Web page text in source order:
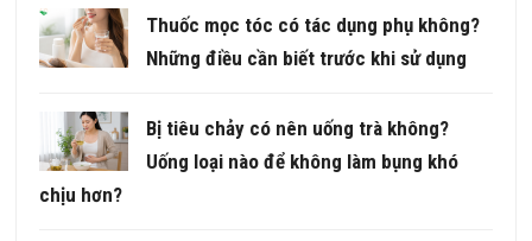
Thuốc mọc tóc có tác dụng phụ không?
Những điều cần biết trước khi sử dụng
Bị tiêu chảy có nên uống trà không?
Uống loại nào để không làm bụng khó
chịu hơn?